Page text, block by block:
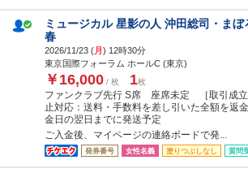
ミュージカル 星影の人 沖田総司・まぼ
春
2026/11/23 (月) 12時30分
東京国際フォーラム ホールC (東京)
￥16,000 / 枚 1枚
ファンクラブ先行 S席 座席未定 ［取引成立
止対応：送料・手数料を差し引いた全額を返
金日の翌日までに発送予定
ご入金後、マイページの連絡ボードで発...
発券番号 女性名義 塗りつぶしなし 質問